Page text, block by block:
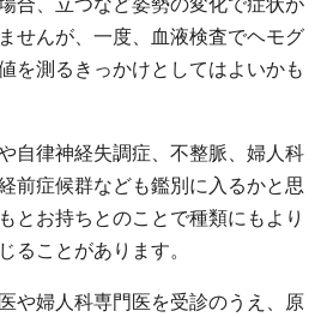
せんが、一度、血液検査でヘモグ
を測るきっかけとしてはよいかも
自律神経失調症、不整脈、婦人科
前症候群なども鑑別に入るかと思
とお持ちとのことで種類にもより
ることがあります。
や婦人科専門医を受診のうえ、原